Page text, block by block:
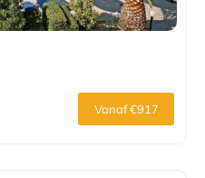
Vanaf €917